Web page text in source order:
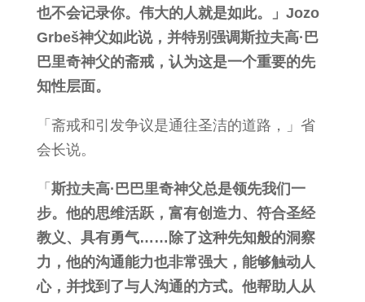
也不会记录你。伟大的人就是如此。」Jozo
Grbeš神父如此说，并特别强调斯拉夫高·巴
巴里奇神父的斋戒，认为这是一个重要的先
知性层面。
「斋戒和引发争议是通往圣洁的道路，」省
会长说。
「 斯拉夫高·巴巴里奇神父总是领先我们一
步。他的思维活跃，富有创造力、符合圣经
教义、具有勇气……除了这种先知般的洞察
力，他的沟通能力也非常强大，能够触动人
心，并找到了与人沟通的方式。他帮助人从